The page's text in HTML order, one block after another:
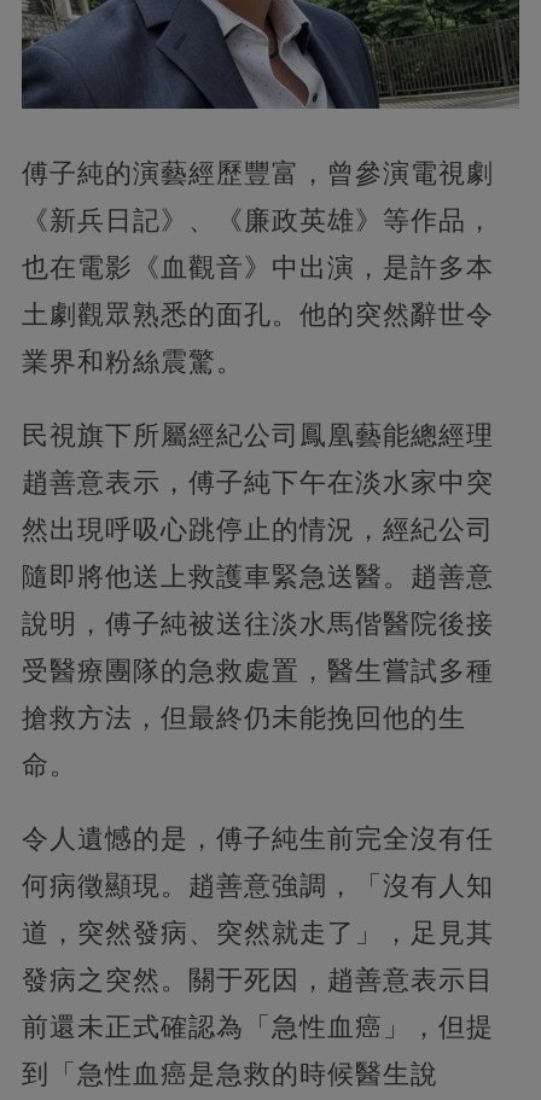
傅子純的演藝經歷豐富，曾參演電視劇
《新兵日記》、《廉政英雄》等作品，
也在電影《血觀音》中出演，是許多本
土劇觀眾熟悉的面孔。他的突然辭世令
業界和粉絲震驚。
民視旗下所屬經紀公司鳳凰藝能總經理
趙善意表示，傅子純下午在淡水家中突
然出現呼吸心跳停止的情況，經紀公司
隨即將他送上救護車緊急送醫。趙善意
說明，傅子純被送往淡水馬偕醫院後接
受醫療團隊的急救處置，醫生嘗試多種
搶救方法，但最終仍未能挽回他的生
命。
令人遺憾的是，傅子純生前完全沒有任
何病徵顯現。趙善意強調，「沒有人知
道，突然發病、突然就走了」，足見其
發病之突然。關于死因，趙善意表示目
前還未正式確認為「急性血癌」，但提
到「急性血癌是急救的時候醫生說